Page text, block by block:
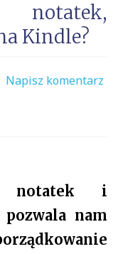
notatek,
Kindle?
Napisz komentarz
notatek i
nam